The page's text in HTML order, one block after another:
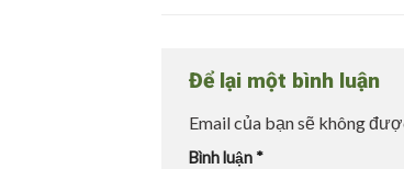
Để lại một bình luận
Email của bạn sẽ không
Bình luận *